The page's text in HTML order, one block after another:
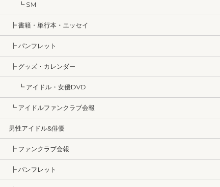
┗ SM
┣ 書籍・単行本・エッセイ
┣ パンフレット
┣ グッズ・カレンダー
┗ アイドル・女優DVD
┗ アイドルファンクラブ会報
男性アイドル&俳優
┣ ファンクラブ会報
┣ パンフレット